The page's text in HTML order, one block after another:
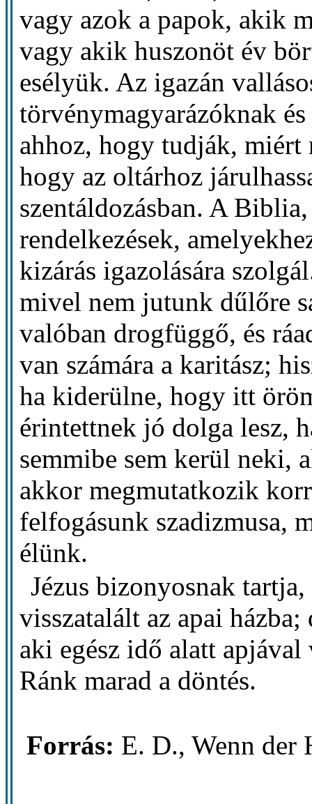
vagy azok a papok, akik
vagy akik huszonöt év
esélyük. Az igazán
törvénymagyarázóknak
ahhoz, hogy tudják, miért
hogy az oltárhoz
szentáldozásban. A
rendelkezések,
kizárás igazolására
mivel nem jutunk dűlőre
valóban drogfüggő, és
van számára a karitász;
ha kiderülne, hogy itt
érintettnek jó dolga lesz,
semmibe sem kerül neki,
akkor megmutatkozik
felfogásunk szadizmusa,
élünk.
Jézus bizonyosnak
visszatalált az apai
aki egész idő alatt
Ránk marad a döntés.
Forrás: E. D., Wenn der